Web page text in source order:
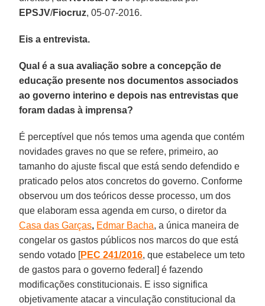
EPSJV/Fiocruz, 05-07-2016.
Eis a entrevista.
Qual é a sua avaliação sobre a concepção de
educação presente nos documentos associados
ao governo interino e depois nas entrevistas que
foram dadas à imprensa?
É perceptível que nós temos uma agenda que contém
novidades graves no que se refere, primeiro, ao
tamanho do ajuste fiscal que está sendo defendido e
praticado pelos atos concretos do governo. Conforme
observou um dos teóricos desse processo, um dos
que elaboram essa agenda em curso, o diretor da
Casa das Garças, Edmar Bacha, a única maneira de
congelar os gastos públicos nos marcos do que está
sendo votado [PEC 241/2016, que estabelece um teto
de gastos para o governo federal] é fazendo
modificações constitucionais. E isso significa
objetivamente atacar a vinculação constitucional da